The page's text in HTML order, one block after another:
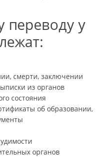
у
смерти, заключении
из органов
состояния
об образовании,
органов